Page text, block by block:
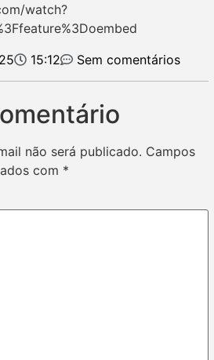
watch?
15:12 Sem comentários
não será publicado. Campos
com *